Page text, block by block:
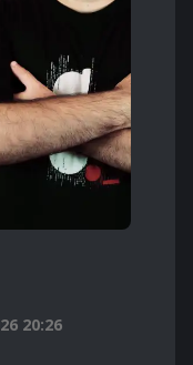
20:26